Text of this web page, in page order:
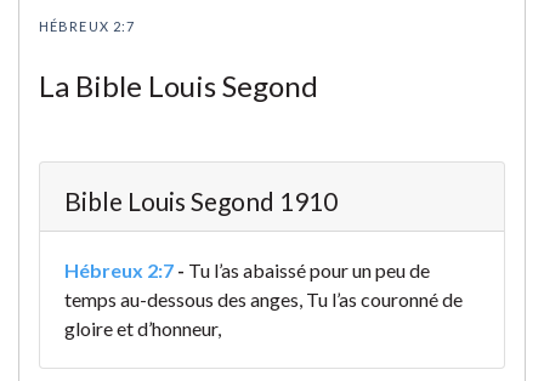
HÉBREUX 2:7
La Bible Louis Segond
Bible Louis Segond 1910
Hébreux 2:7 - Tu l’as abaissé pour un peu de
temps au-dessous des anges, Tu l’as couronné de
gloire et d’honneur,